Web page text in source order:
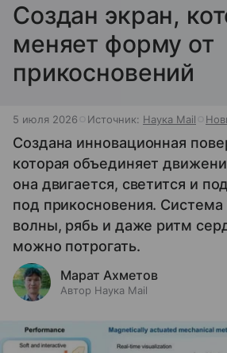
Создан экран,
меняет форму от
прикосновений
5 июля 2026 Источник: Наука Mail
Создана инновационная
которая объединяет
она двигается, светится и
под прикосновения. Система
волны, рябь и даже ритм
можно потрогать.
Марат Ахметов
Автор Наука Mail